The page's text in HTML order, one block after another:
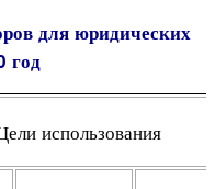
для юридических
год
использования